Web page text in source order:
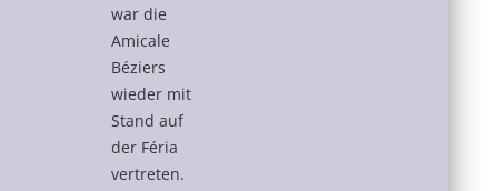
war die
Amicale
Béziers
wieder mit
Stand auf
der Féria
vertreten.